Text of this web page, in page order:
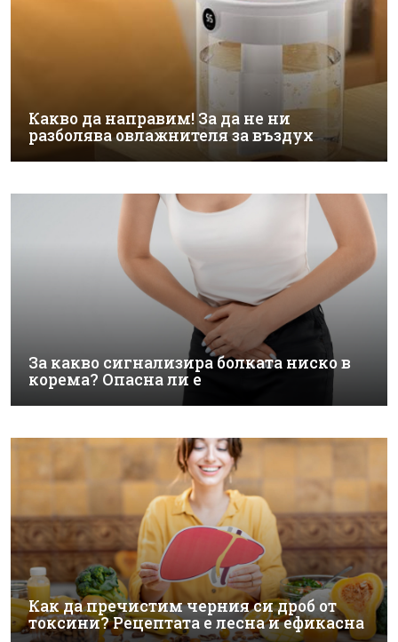
Какво да направим! За да не ни
разболява овлажнителя за въздух
За какво сигнализира болката ниско в
корема? Опасна ли е
Как да пречистим черния си дроб от
токсини? Рецептата е лесна и ефикасна